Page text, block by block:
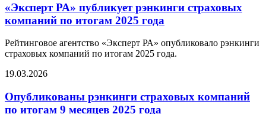
«Эксперт РА» публикует рэнкинги страховых
компаний по итогам 2025 года
Рейтинговое агентство «Эксперт РА» опубликовало рэнкинги
страховых компаний по итогам 2025 года.
19.03.2026
Опубликованы рэнкинги страховых компаний
по итогам 9 месяцев 2025 года